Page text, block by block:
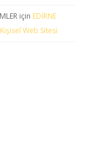
için EDİRNE
Web Sitesi